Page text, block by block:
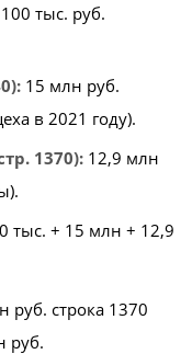
100 тыс. руб.
15 млн руб.
в 2021 году).
1370): 12,9 млн
тыс. + 15 млн + 12,9
руб. строка 1370
руб.